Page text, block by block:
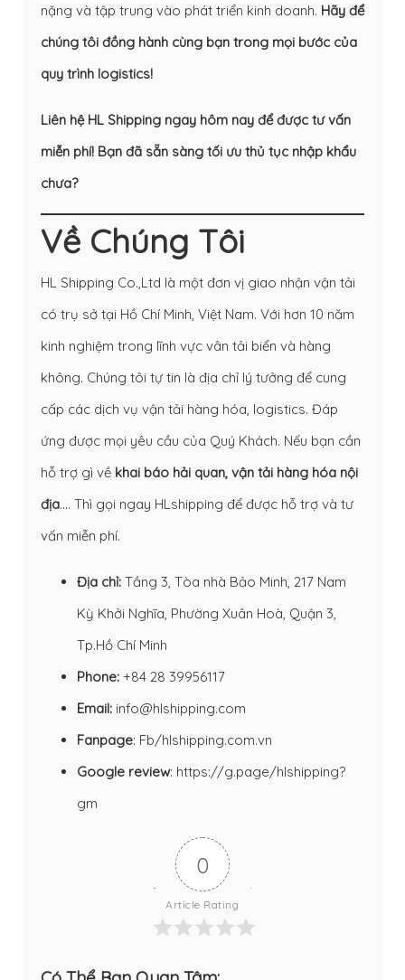
nặng và tập trung vào phát triển kinh doanh. Hãy để
chúng tôi đồng hành cùng bạn trong mọi bước của
quy trình logistics!
Liên hệ HL Shipping ngay hôm nay để được tư vấn
miễn phí! Bạn đã sẵn sàng tối ưu thủ tục nhập khẩu
chưa?
Về Chúng Tôi
HL Shipping Co.,Ltd là một đơn vị giao nhận vận tải
có trụ sở tại Hồ Chí Minh, Việt Nam. Với hơn 10 năm
kinh nghiệm trong lĩnh vực vân tải biển và hàng
không. Chúng tôi tự tin là địa chỉ lý tưởng để cung
cấp các dịch vụ vận tải hàng hóa, logistics. Đáp
ứng được mọi yêu cầu của Quý Khách. Nếu bạn cần
hỗ trợ gì về khai báo hải quan, vận tải hàng hóa nội
địa…. Thì gọi ngay HLshipping để được hỗ trợ và tư
vấn miễn phí.
Địa chỉ: Tầng 3, Tòa nhà Bảo Minh, 217 Nam
Kỳ Khởi Nghĩa, Phường Xuân Hoà, Quận 3,
Tp.Hồ Chí Minh
Phone: +84 28 39956117
Email: info@hlshipping.com
Fanpage: Fb/hlshipping.com.vn
Google review: https://g.page/hlshipping?
gm
0
Article Rating